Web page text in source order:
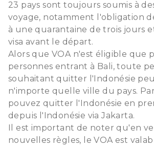
23 pays sont toujours soumis à
voyage, notamment l'obligation
à une quarantaine de trois jours
visa avant le départ.
Alors que VOA n'est éligible que
personnes entrant à Bali, toute
souhaitant quitter l'Indonésie
n'importe quelle ville du pays.
pouvez quitter l'Indonésie en
depuis l'Indonésie via Jakarta.
Il est important de noter qu'en
nouvelles règles, le VOA est